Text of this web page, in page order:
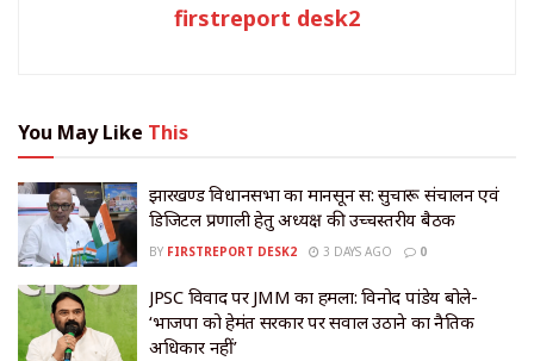
firstreport desk2
You May Like This
झारखण्ड विधानसभा का मानसून सत्र: सुचारू संचालन एवं
डिजिटल प्रणाली हेतु अध्यक्ष की उच्चस्तरीय बैठक
BY FIRSTREPORT DESK2 3 DAYS AGO 0
JPSC विवाद पर JMM का हमला: विनोद पांडेय बोले-
‘भाजपा को हेमंत सरकार पर सवाल उठाने का नैतिक
अधिकार नहीं’